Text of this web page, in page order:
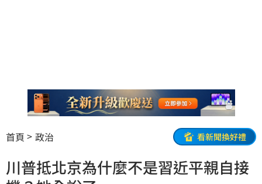
首頁 政治 看新聞換好禮
川普抵北京為什麼不是習近平親自接